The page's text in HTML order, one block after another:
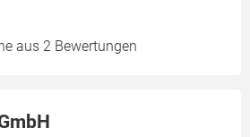
aus 2 Bewertungen